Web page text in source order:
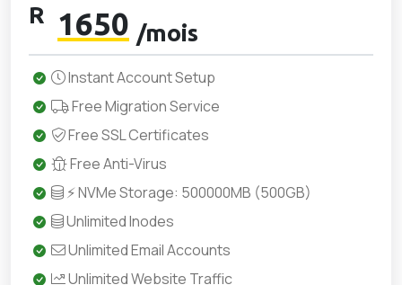
R 1650 /mois
Instant Account Setup
Free Migration Service
Free SSL Certificates
Free Anti-Virus
⚡ NVMe Storage: 500000MB (500GB)
Unlimited Inodes
Unlimited Email Accounts
Unlimited Website Traffic